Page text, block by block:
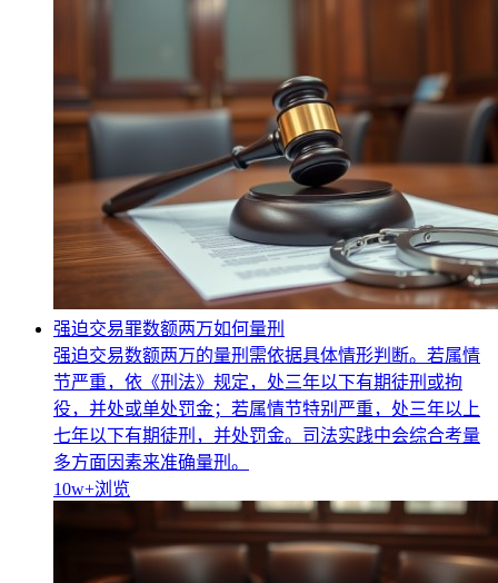
强迫交易罪数额两万如何量刑
强迫交易数额两万的量刑需依据具体情形判断。若属情
节严重，依《刑法》规定，处三年以下有期徒刑或拘
役，并处或单处罚金；若属情节特别严重，处三年以上
七年以下有期徒刑，并处罚金。司法实践中会综合考量
多方面因素来准确量刑。
10w+浏览